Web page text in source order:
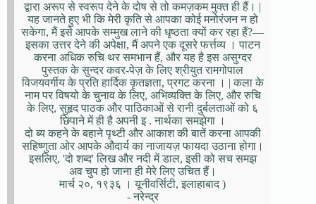
द्वारा अरूप से स्वरूप देने के दोष से तो कमज़कम मुक्त ही हैं। |
यह जानते हुए भी कि मेरी कृति से आपका कोई मनोरंजन न हो
सकेगा, मैं इसे आपके सम्मुख लाने की धृष्ठता क्यों कर रहा हैं?—
इसका उत्तर देने की अपेक्षा, मैं अपने एक दूसरे फर्त्तव्य । पाटन
करना अधिक रुचि थर समभान हैं, और यह है इस असुग्दर
पुस्तक के सुन्दर कवर-पेज़ के लिए श्रीयुत रामगोपाल
विजयवर्गीय के प्रति हार्दिक कृतज्ञता, प्रगट करना । | कला के
नाम पर विषयो के चुनाव के लिए, अभिव्यक्ति के लिए, और रुचि
के लिए, सुहृद पाठक और पाठिकाओं से रानी दुर्बलताओं को ६
छिपाने में ही है अपनी इ . नार्थका समझेगा ।
दो ब्य कहने के बहाने पृथ्टी और आकाश की बातें करना आपकी
सहिष्णुता ओर आपके औदार्य का नाजायज़ फायदा उठाना होगा।
इसलिए, 'दो शब्द' लिख और नदी में डाल, इसी को सच समझ
अव चुप हो जाना ही मेरे लिए उचित हैं।
मार्च २०, १९३६ । यूनीवर्सिटी, इलाहाबाद )
- नरेन्द्र